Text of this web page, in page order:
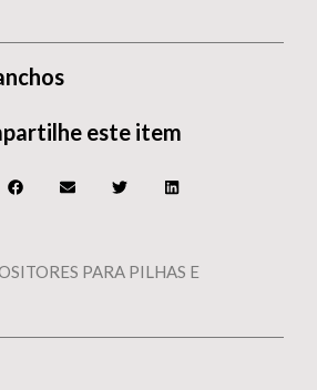
este item
PARA PILHAS E